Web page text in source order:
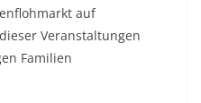
auf
Veranstaltungen
Familien